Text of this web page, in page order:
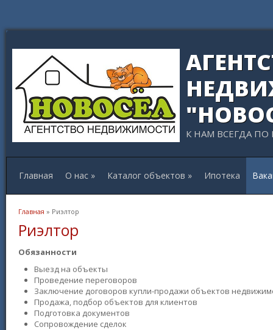
К НАМ ВСЕГДА ПО
Главная О нас » Каталог объектов » Ипотека
Вы здесь
Главная » Риэлтор
Риэлтор
Обязанности
Выезд на объекты
Проведение переговоров
Заключение договоров купли-продажи объектов
Продажа‚ подбор объектов для клиентов
Подготовка документов
Сопровождение сделок